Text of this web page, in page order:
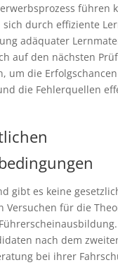
führen
sich durch effiziente
adäquater
auf den nächsten
um die
die Fehlerquellen
gibt es keine
Versuchen für die
nach dem
bei ihrer